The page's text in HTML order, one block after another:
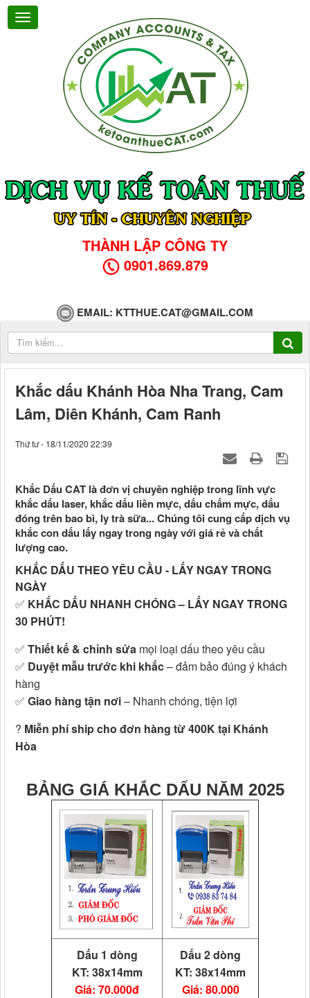
THÀNH LẬP CÔNG TY
0901.869.879
EMAIL: KTTHUE.CAT@GMAIL.COM
Khắc dấu Khánh Hòa Nha Trang, Cam
Lâm, Diên Khánh, Cam Ranh
Thứ tư - 18/11/2020 22:39
Khắc Dấu CAT là đơn vị chuyên nghiệp trong lĩnh vực
khắc dấu laser, khắc dấu liền mực, dấu chấm mực, dấu
đóng trên bao bì, ly trà sữa... Chúng tôi cung cấp dịch vụ
khắc con dấu lấy ngay trong ngày với giá rẻ và chất
lượng cao.
KHẮC DẤU THEO YÊU CẦU - LẤY NGAY TRONG
NGÀY
✅ KHẮC DẤU NHANH CHÓNG – LẤY NGAY TRONG
30 PHÚT!
✅ Thiết kế & chỉnh sửa mọi loại dấu theo yêu cầu
✅ Duyệt mẫu trước khi khắc– đảm bảo đúng ý khách
hàng
✅ Giao hàng tận nơi– Nhanh chóng, tiện lợi
? Miễn phí ship cho đơn hàng từ 400K tại Khánh
Hòa
BẢNG GIÁ KHẮC DẤU NĂM 2025
Dấu 1 dòng
KT: 38x14mm
Giá: 70.000đ
Dấu 2 dòng
KT: 38x14mm
Giá: 80.000